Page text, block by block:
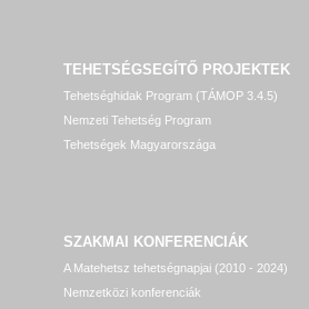
TEHETSÉGSEGÍTŐ PROJEKTEK
Tehetséghidak Program (TÁMOP 3.4.5)
Nemzeti Tehetség Program
Tehetségek Magyarországa
SZAKMAI KONFERENCIÁK
A Matehetsz tehetségnapjai (2010 - 2024)
Nemzetközi konferenciák